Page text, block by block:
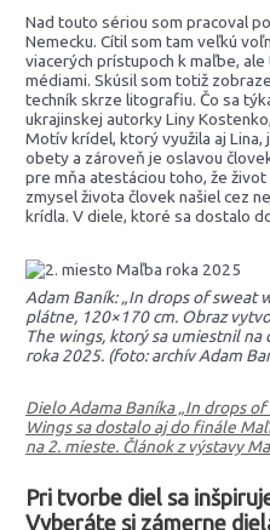
Nad touto sériou som pracoval
Nemecku. Cítil som tam veľkú
viacerých prístupoch k maľbe,
médiami. Skúsil som totiž
techník skrze litografiu. Čo sa
ukrajinskej autorky Liny
Motív krídel, ktorý využila aj
obety a zároveň je oslavou
pre mňa atestáciou toho, že
zmysel života človek našiel cez
krídla. V diele, ktoré sa dostalo
Adam Baník: „In drops of sweat
plátne, 120×170 cm. Obraz
The wings, ktorý sa umiestnil
roka 2025. (foto: archív Adam
Dielo Adama Baníka „In drops
Wings sa dostalo aj do finále
na 2. mieste. Článok z výstavy
Pri tvorbe diel sa
Vyberáte si zámerne